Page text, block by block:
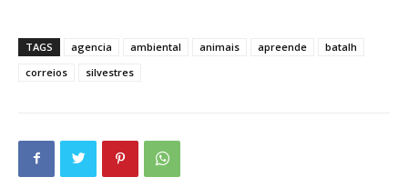
TAGS agencia ambiental animais apreende
batalh
correios
silvestres